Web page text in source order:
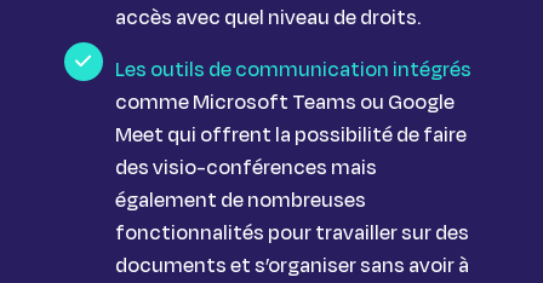
accès avec quel niveau de droits.
Les outils de communication intégrés
comme Microsoft Teams ou Google
Meet qui offrent la possibilité de faire
des visio-conférences mais
également de nombreuses
fonctionnalités pour travailler sur des
documents et s’organiser sans avoir à